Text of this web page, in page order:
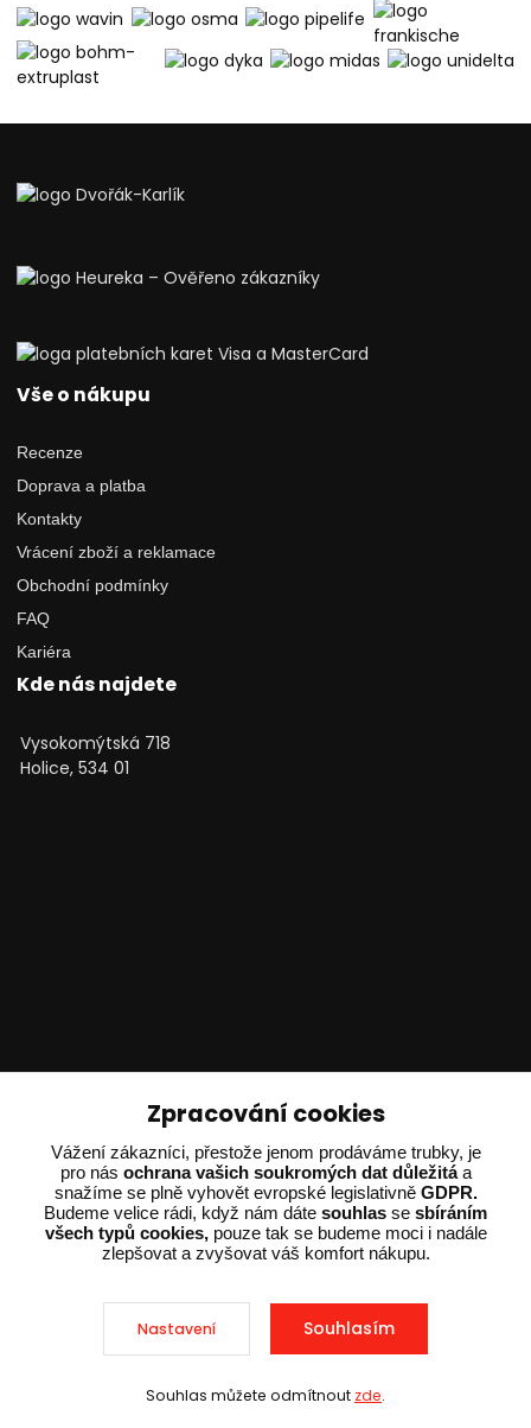
Sleva při nákupu nad 10 000 Kč
Vše o nákupu
Recenze
Doprava a platba
Kontakty
Vrácení zboží a reklamace
Obchodní podmínky
FAQ
Kariéra
Kde nás najdete
Vysokomýtská 718
Holice, 534 01
Ing. Adam Dvořák
+420 602 234 254
(Po-Pá 8:00 - 15:00)
potrebujiporadit@dvorak-karlik.cz
2025 © Dvorak-Karlik.cz – Všechna práva vyhrazena. Design od
Zpracování cookies
Vážení zákazníci, přestože jenom prodáváme trubky, je
pro nás ochrana vašich soukromých dat důležitáa
snažíme se plně vyhovět evropské legislativně GDPR.
Budeme velice rádi, když nám dáte souhlas se sbíráním
všech typů cookies,pouze tak se budeme moci i nadále
zlepšovat a zvyšovat váš komfort nákupu.
Nastavení Souhlasím
Souhlas můžete odmítnout zde.